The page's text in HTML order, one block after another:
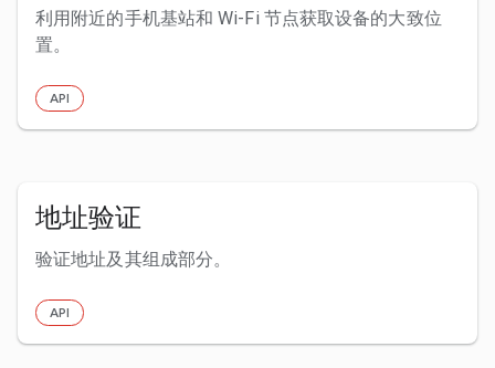
利用附近的手机基站和 Wi-Fi 节点获取设备的大致位
置。
API
地址验证
验证地址及其组成部分。
API